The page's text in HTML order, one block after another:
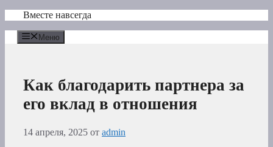
Перейти
содержимому
Вместе навсегда
Меню
Как благодарить партнера за
его вклад в отношения
14 апреля, 2025 от admin